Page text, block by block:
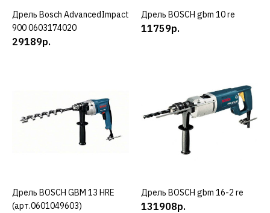
ДОБАВИТЬ К СРАВНЕНИЮ
Дрель BOSCH gbm 10 re
ДОБАВИТЬ В ПОЖЕЛАНИЯ
КУПИТЬ
Дрель Bosch AdvancedImpact
900 0603174020
29189р.
КУПИТЬ
Дрель BOSCH gbm 10 re
11759р.
КУПИТЬ
Дрель BOSCH GBM 13 HRE
(арт.0601049603)
КУПИТЬ
Дрель BOSCH gbm 16-2 re
131908р.